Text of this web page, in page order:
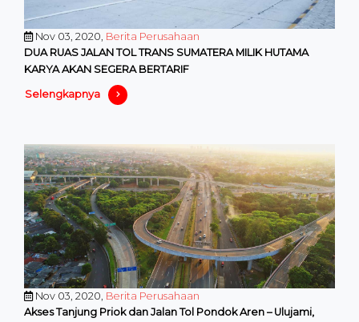
Nov 03, 2020, Berita Perusahaan
DUA RUAS JALAN TOL TRANS SUMATERA MILIK HUTAMA
KARYA AKAN SEGERA BERTARIF
Selengkapnya
Nov 03, 2020, Berita Perusahaan
Akses Tanjung Priok dan Jalan Tol Pondok Aren – Ulujami,